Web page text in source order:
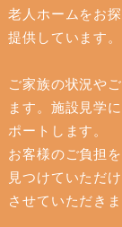
老人ホームをお
提供しています。
ご家族の状況や
ます。施設見学
ポートします。
お客様のご負担
見つけていただ
させていただきま